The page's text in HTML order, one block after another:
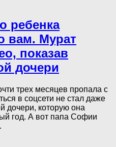
ребенка
вам. Мурат
показав
дочери
трех месяцев пропала с
в соцсети не стал даже
дочери, которую она
год. А вот папа Софии